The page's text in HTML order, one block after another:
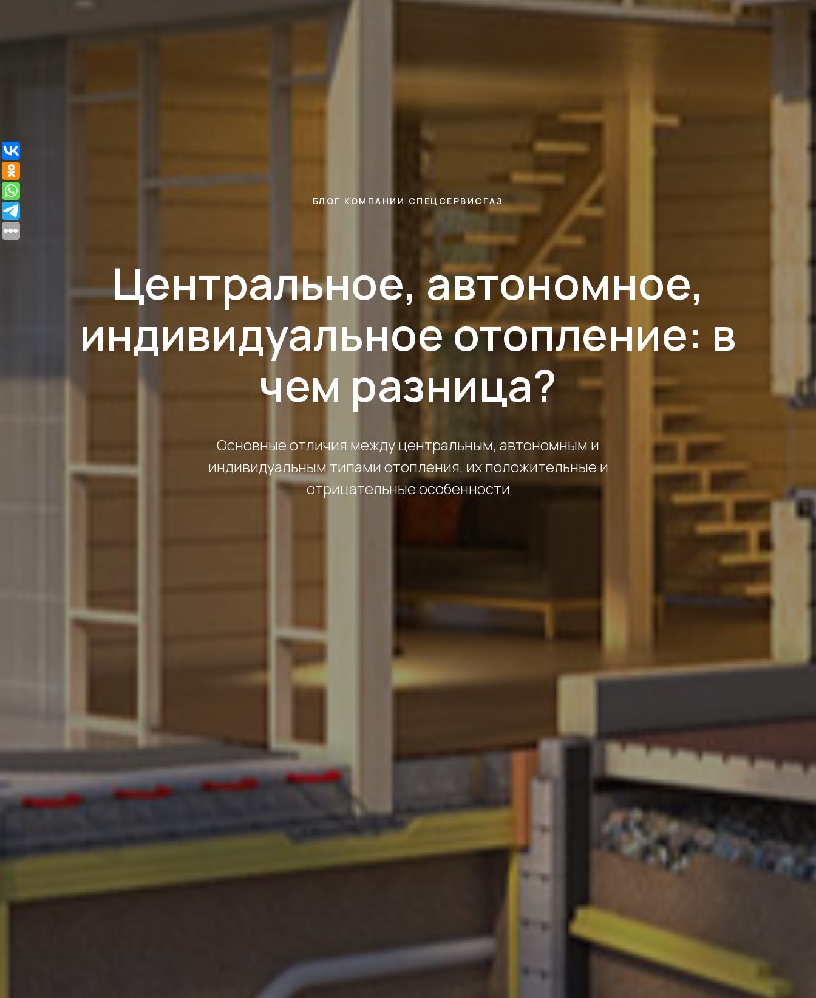
БЛОГ КОМПАНИИ СПЕЦСЕРВИСГАЗ
Центральное, автономное,
индивидуальное отопление: в
чем разница?
Основные отличия между центральным, автономным и
индивидуальным типами отопления, их положительные и
отрицательные особенности